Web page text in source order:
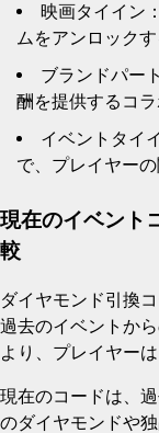
映画タイイン
ムをアンロックす
ブランドパー
酬を提供するコラ
イベントタイ
で、プレイヤーの
現在のイベント
較
ダイヤモンド引換
過去のイベントか
より、プレイヤー
現在のコードは、
のダイヤモンドや